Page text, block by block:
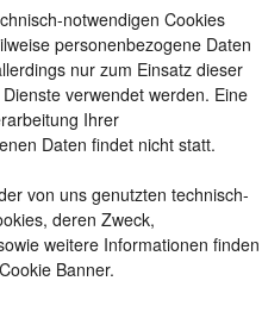
notwendigen Cookies
personenbezogene Daten
nur zum Einsatz dieser
verwendet werden. Eine
Ihrer
Daten findet nicht statt.
von uns genutzten technisch-
deren Zweck,
weitere Informationen finden
Banner.